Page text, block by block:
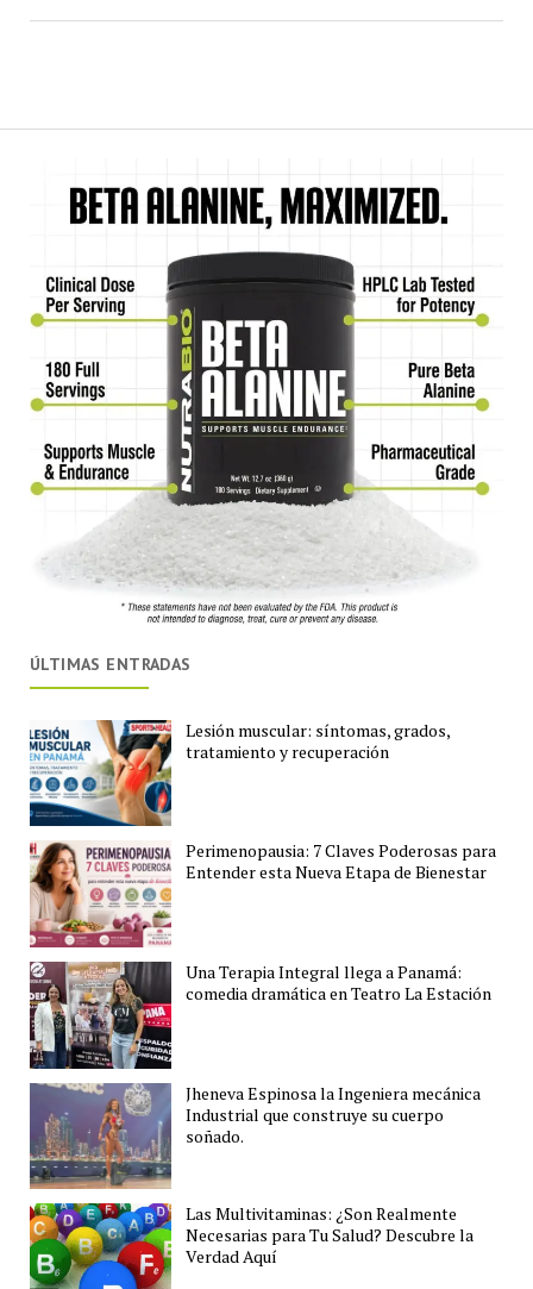
ÚLTIMAS ENTRADAS
Lesión muscular: síntomas, grados,
tratamiento y recuperación
Perimenopausia: 7 Claves Poderosas para
Entender esta Nueva Etapa de Bienestar
Una Terapia Integral llega a Panamá:
comedia dramática en Teatro La Estación
Jheneva Espinosa la Ingeniera mecánica
Industrial que construye su cuerpo
soñado.
Las Multivitaminas: ¿Son Realmente
Necesarias para Tu Salud? Descubre la
Verdad Aquí